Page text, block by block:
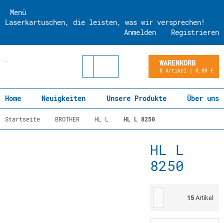
Menü
Laserkartuschen, die leisten, was wir versprechen!
Registrieren
Anmelden
WARENKORB
0 Artikel | 0,00 €
Home Neuigkeiten Unsere Produkte Über uns
Startseite BROTHER HL L HL L 8250
HL L
8250
15 Artikel